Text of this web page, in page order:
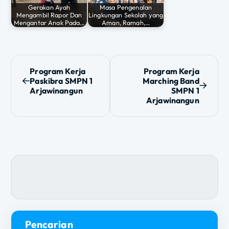
Gerakan Ayah
Mengambil Rapor Dan
Mengantar Anak Pada…
Masa Pengenalan
Lingkungan Sekolah yang
Aman, Ramah,…
N
v
g
s
i
Program Kerja
Paskibra SMPN 1
Arjawinangun
Program Kerja
Marching Band
SMPN 1
Arjawinangun
Pencarian